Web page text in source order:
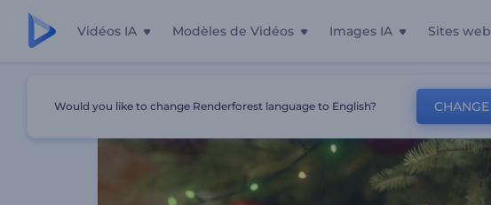
Vidéos IA Modèles de Vidéos Images IA Sites web
Would you like to change Renderforest language to English? CHANGE